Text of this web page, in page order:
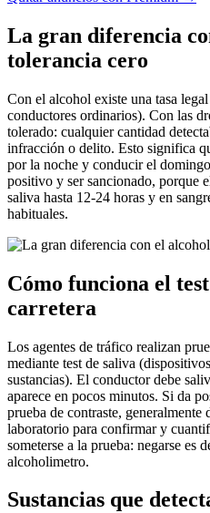
La gran diferencia
tolerancia cero
Con el alcohol existe una tasa
conductores ordinarios). Con las
tolerado: cualquier cantidad
infracción o delito. Esto significa
por la noche y conducir el
positivo y ser sancionado, porque
saliva hasta 12-24 horas y en
habituales.
Cómo funciona el
carretera
Los agentes de tráfico realizan
mediante test de saliva
sustancias). El conductor debe
aparece en pocos minutos. Si da
prueba de contraste, generalmente
laboratorio para confirmar y
someterse a la prueba: negarse es
alcoholimetro.
Sustancias que